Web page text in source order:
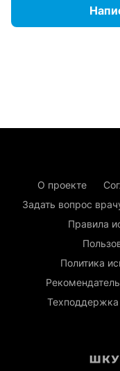
О проекте
Задать вопрос
Правила
Политика
Техподдержка